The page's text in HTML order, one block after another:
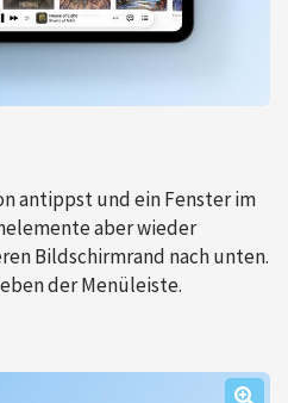
antippst und ein Fenster im
aber wieder
Bildschirmrand nach unten.
der Menüleiste.